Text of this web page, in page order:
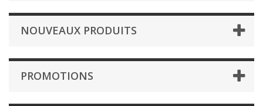
NOUVEAUX PRODUITS
PROMOTIONS